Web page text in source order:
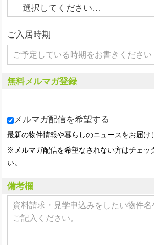
ご入居時期
無料メルマガ登録
メルマガ配信を希望する
最新の物件情報や暮らしのニュースをお届け
※メルマガ配信を希望なされない方はチェッ
い。
備考欄